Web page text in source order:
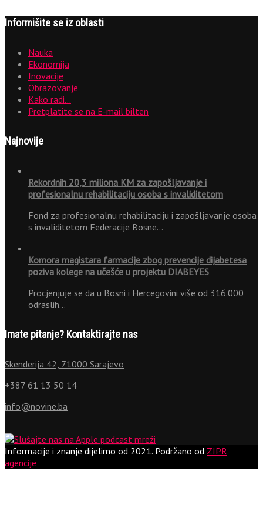
Informišite se iz oblasti
Nauka
Ekonomija
Inovacije
Obrazovanje
Kako radi…
Pretplatite se na E-mail bilten
Najnovije
Rekordnih 20,3 miliona KM za zapošljavanje i
profesionalnu rehabilitaciju osoba s invaliditetom
Fond za profesionalnu rehabilitaciju i zapošljavanje osoba
s invaliditetom Federacije Bosne…
Komora magistara farmacije zbog prevencije dijabetesa
poziva kolege na učešće u projektu DIABEYES
Procjenjuje se da u Bosni i Hercegovini više od 316.000
odraslih…
Imate pitanje? Kontaktirajte nas
Skenderija 42, 71000 Sarajevo
+387 61 13 50 14
info@novine.ba
Informacije i znanje dijelimo od 2021. Podržano od ZIPR
agencije